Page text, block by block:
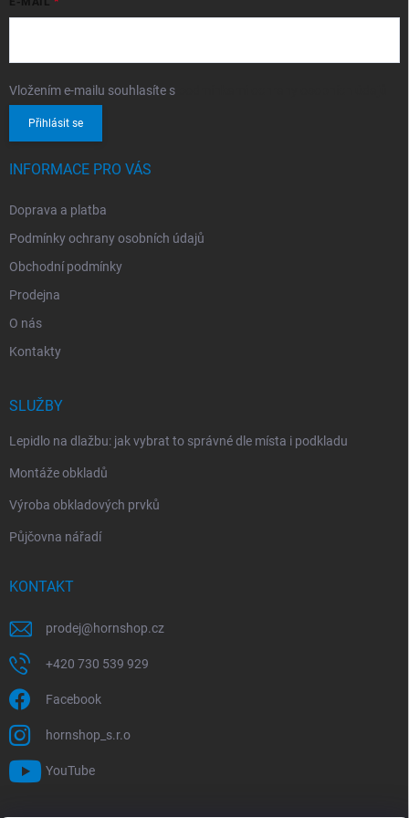
Vložením e-mailu souhlasíte s
Přihlásit se
INFORMACE PRO VÁS
Doprava a platba
Podmínky ochrany osobních údajů
Obchodní podmínky
Prodejna
O nás
Kontakty
SLUŽBY
Lepidlo na dlažbu: jak vybrat to správné dle místa i podkladu
Montáže obkladů
Výroba obkladových prvků
Půjčovna nářadí
KONTAKT
prodej@hornshop.cz
+420 730 539 929
Facebook
hornshop_s.r.o
YouTube